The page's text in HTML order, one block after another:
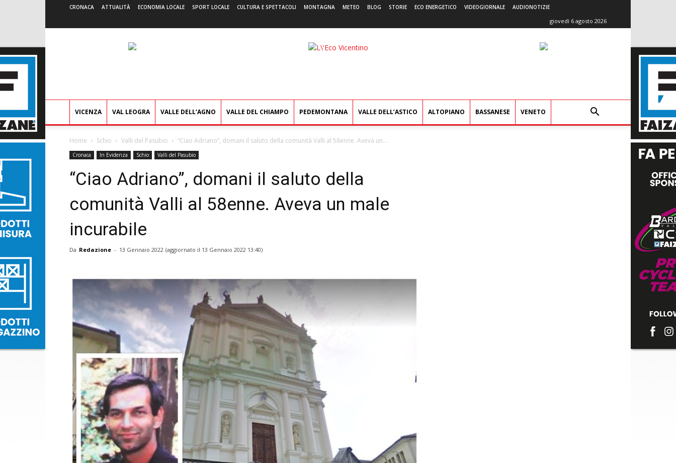
CRONACA ATTUALITÀ ECONOMIA LOCALE SPORT LOCALE CULTURA E SPETTACOLI MONTAGNA METEO BLOG STORIE ECO ENERGETICO VIDEOGIORNALE AUDIONOTIZIE
giovedì 6 agosto 2026
L'Eco
VICENZA VAL LEOGRA VALLE DELL’AGNO VALLE DEL CHIAMPO PEDEMONTANA VALLE DELL’ASTICO ALTOPIANO BASSANESE VENETO
Home Schio Valli del Pasubio “Ciao Adriano”, domani il saluto della comunità Valli al 58enne. Aveva un...
Cronaca In Evidenza Schio Valli del Pasubio
“Ciao Adriano”, domani il saluto della
comunità Valli al 58enne. Aveva un male
incurabile
Da Redazione - 13 Gennaio 2022 (aggiornato il 13 Gennaio 2022 13:40)